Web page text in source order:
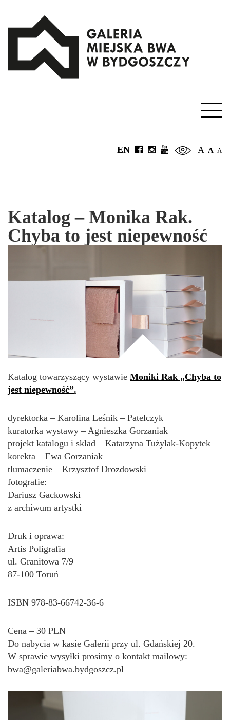
A A A
EN
Katalog – Monika Rak.
Chyba to jest niepewność
Katalog towarzyszący wystawie Moniki Rak „Chyba to
jest niepewność”.
dyrektorka – Karolina Leśnik – Patelczyk
kuratorka wystawy – Agnieszka Gorzaniak
projekt katalogu i skład – Katarzyna Tużylak-Kopytek
korekta – Ewa Gorzaniak
tłumaczenie – Krzysztof Drozdowski
fotografie:
Dariusz Gackowski
z archiwum artystki
Druk i oprawa:
Artis Poligrafia
ul. Granitowa 7/9
87-100 Toruń
ISBN 978-83-66742-36-6
Cena – 30 PLN
Do nabycia w kasie Galerii przy ul. Gdańskiej 20.
W sprawie wysyłki prosimy o kontakt mailowy:
bwa@galeriabwa.bydgoszcz.pl